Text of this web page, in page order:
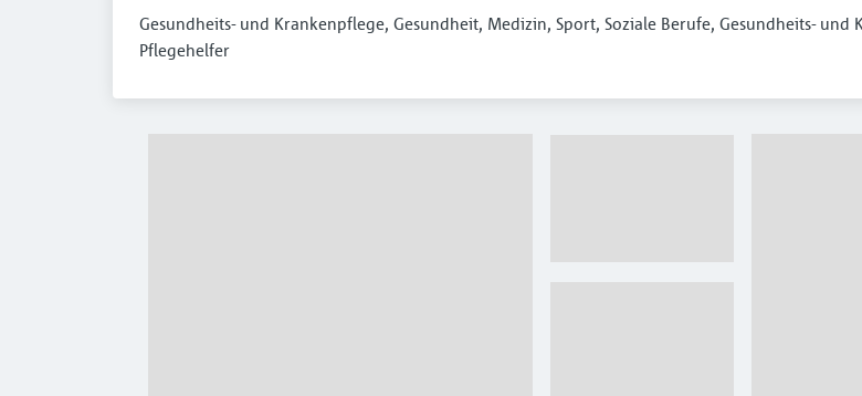
Gesundheits- und Krankenpflege, Gesundheit, Medizin, Sport, Soziale Berufe, Gesundheits-
Pflegehelfer